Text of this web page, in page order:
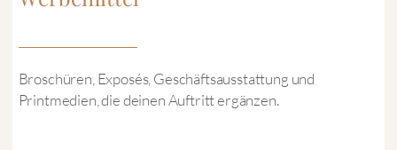
Broschüren, Exposés, Geschäftsausstattung und
Printmedien, die deinen Auftritt ergänzen.